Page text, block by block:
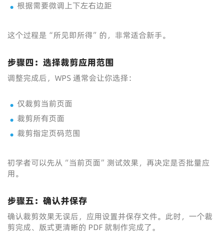
根据需要微调上下左右边距
这个过程是“所见即所得”的，非常适合新手。
步骤四：选择裁剪应用范围
调整完成后，WPS 通常会让你选择：
仅裁剪当前页面
裁剪所有页面
裁剪指定页码范围
初学者可以先从“当前页面”测试效果，再决定是否批量应
用。
步骤五：确认并保存
确认裁剪效果无误后，应用设置并保存文件。此时，一个裁
剪完成、版式更清晰的 PDF 就制作完成了。